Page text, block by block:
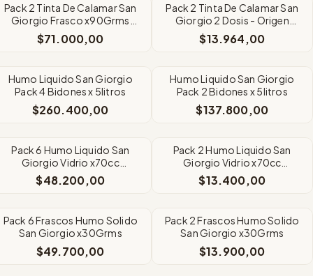
Pack 2 Tinta De Calamar San
Giorgio Frasco x90Grms
Origen Español
$71.000,00
Pack 2 Tinta De Calamar San
Giorgio 2 Dosis - Origen
Español
$13.964,00
Humo Liquido San Giorgio
Pack 4 Bidones x 5litros
$260.400,00
Humo Liquido San Giorgio
Pack 2 Bidones x 5litros
$137.800,00
Pack 6 Humo Liquido San
Giorgio Vidrio x70cc
Condimento Ahumado
$48.200,00
Pack 2 Humo Liquido San
Giorgio Vidrio x70cc
Condimento Ahumado
$13.400,00
Pack 6 Frascos Humo Solido
San Giorgio x30Grms
$49.700,00
Pack 2 Frascos Humo Solido
San Giorgio x30Grms
$13.900,00